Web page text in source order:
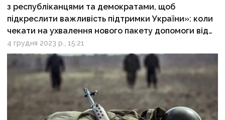
з республіканцями та демократами, щоб
підкреслити важливість підтримки України»: коли
чекати на ухвалення нового пакету допомоги від
США?
4 грудня 2023 р., 15:21